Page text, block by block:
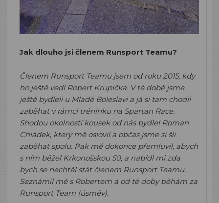
Jak dlouho jsi členem Runsport Teamu?
Členem Runsport Teamu jsem od roku 2015, kdy
ho ještě vedl Robert Krupička. V té době jsme
ještě bydleli u Mladé Boleslavi a já si tam chodil
zaběhat v rámci tréninku na Spartan Race.
Shodou okolností kousek od nás bydlel Roman
Chládek, který mě oslovil a občas jsme si šli
zaběhat spolu. Pak mě dokonce přemluvil, abych
s ním běžel Krkonošskou 50, a nabídl mi zda
bych se nechtěl stát členem Runsport Teamu.
Seznámil mě s Robertem a od té doby běhám za
Runsport Team (úsměv).